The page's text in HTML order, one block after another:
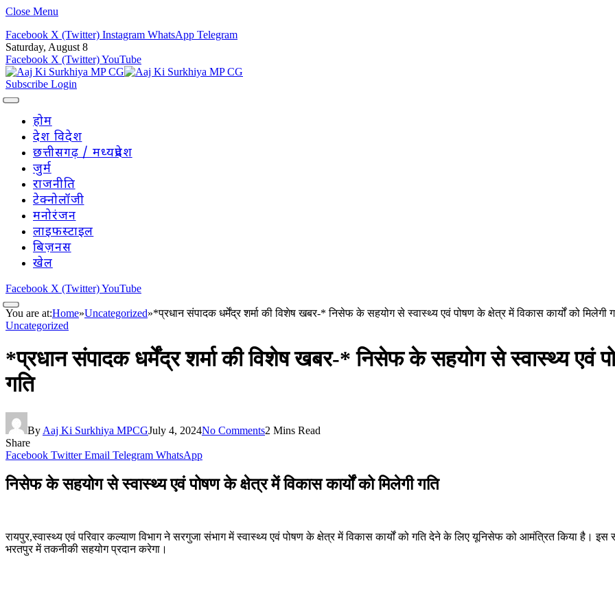
Close Menu
Facebook X (Twitter) Instagram WhatsApp Telegram
Saturday, August 8
Facebook X (Twitter)YouTube
Subscribe Login
होम
देश विदेश
छत्तीसगढ़ / मध्यप्रदेश
जुर्म
राजनीति
टेक्नोलॉजी
मनोरंजन
लाइफस्टाइल
बिज़नस
खेल
Facebook X (Twitter)YouTube
You are at:Home»Uncategorized»*प्रधान संपादक धर्मेंद्र शर्मा की विशेष खबर-* निसेफ के सहयोग से स्वास्थ्य एवं पोषण के क्षेत्र में विकास कार्यों को मिलेगी
Uncategorized
*प्रधान संपादक धर्मेंद्र शर्मा की विशेष खबर-* निसेफ के सहयोग से स्वास्थ्य एवं
गति
By Aaj Ki Surkhiya MPCGJuly 4, 2024No Comments2 Mins Read
Share
Facebook Twitter Email Telegram WhatsApp
निसेफ के सहयोग से स्वास्थ्य एवं पोषण के क्षेत्र में विकास कार्यों को मिलेगी गति
रायपुर,स्वास्थ्य एवं परिवार कल्याण विभाग ने सरगुजा संभाग में स्वास्थ्य एवं पोषण के क्षेत्र में विकास कार्यों को गति देने के लिए यूनिसेफ को आमंत्रित किया है।
भरतपुर में तकनीकी सहयोग प्रदान करेगा।